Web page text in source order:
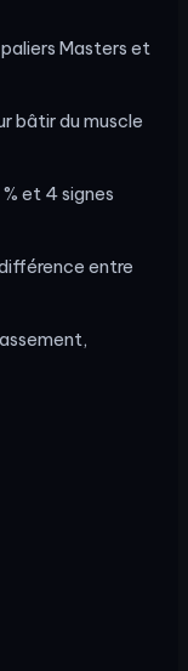
Masters et
bâtir du muscle
et 4 signes
entre